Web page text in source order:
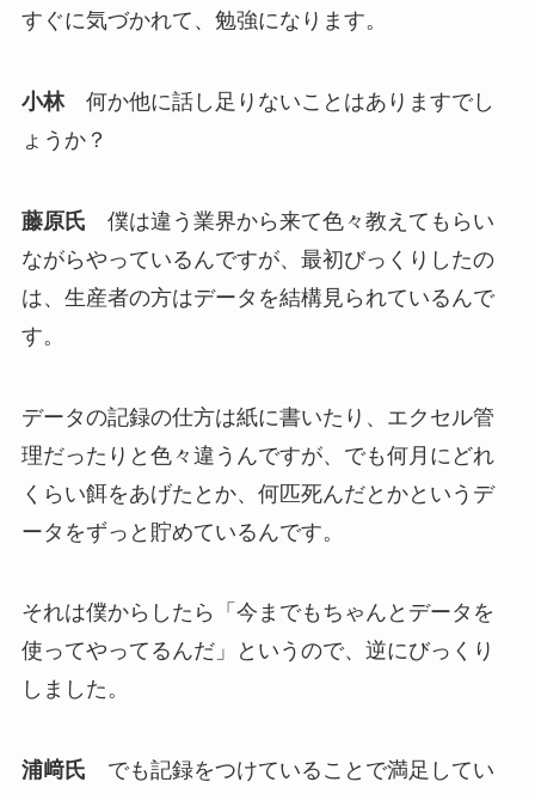
すぐに気づかれて、勉強になります。
小林何か他に話し足りないことはありますでし
ょうか？
藤原氏 僕は違う業界から来て色々教えてもらい
ながらやっているんですが、最初びっくりしたの
は、生産者の方はデータを結構見られているんで
す。
データの記録の仕方は紙に書いたり、エクセル管
理だったりと色々違うんですが、でも何月にどれ
くらい餌をあげたとか、何匹死んだとかというデ
ータをずっと貯めているんです。
それは僕からしたら「今までもちゃんとデータを
使ってやってるんだ」というので、逆にびっくり
しました。
浦﨑氏 でも記録をつけていることで満足してい